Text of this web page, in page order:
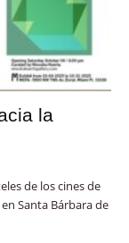
la
de los cines de
Santa Bárbara de